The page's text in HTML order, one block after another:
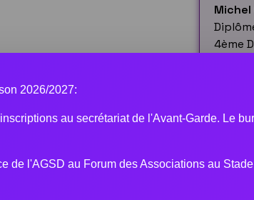
Michel
4ème
MAM
2026/2027:
au secrétariat de l'Avant-Garde. Le
de l'AGSD au Forum des Associations au